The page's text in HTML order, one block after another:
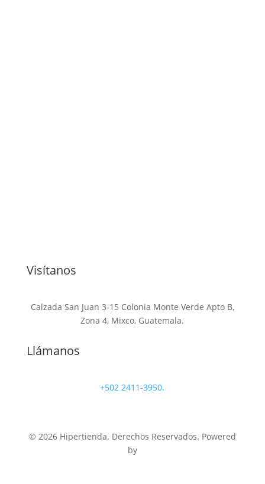
Visítanos
Calzada San Juan 3-15 Colonia Monte Verde Apto B,
Zona 4, Mixco, Guatemala.
Llámanos
+502 2411-3950.
© 2026 Hipertienda. Derechos Reservados. Powered
by